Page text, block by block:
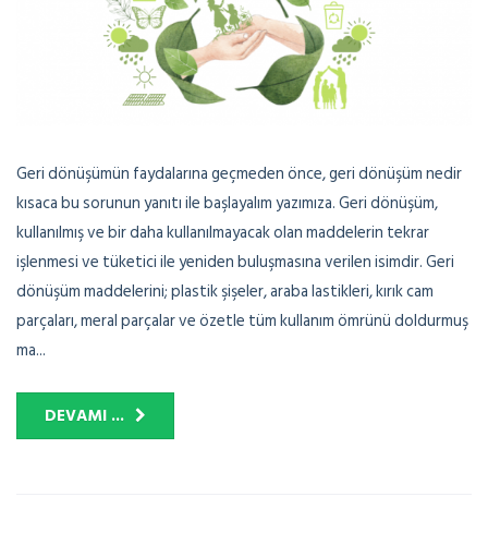
Geri dönüşümün faydalarına geçmeden önce, geri dönüşüm nedir
kısaca bu sorunun yanıtı ile başlayalım yazımıza. Geri dönüşüm,
kullanılmış ve bir daha kullanılmayacak olan maddelerin tekrar
işlenmesi ve tüketici ile yeniden buluşmasına verilen isimdir. Geri
dönüşüm maddelerini; plastik şişeler, araba lastikleri, kırık cam
parçaları, meral parçalar ve özetle tüm kullanım ömrünü doldurmuş
ma...
DEVAMI ...